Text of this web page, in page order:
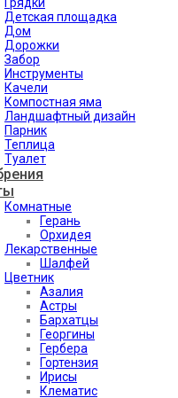
Детская площадка
Дом
Дорожки
Забор
Инструменты
Качели
Компостная яма
Ландшафтный дизайн
Парник
Теплица
Туалет
Комнатные
Герань
Орхидея
Лекарственные
Шалфей
Цветник
Азалия
Астры
Бархатцы
Георгины
Гербера
Гортензия
Ирисы
Клематис